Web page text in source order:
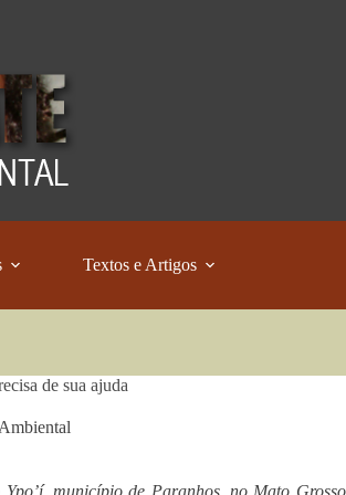
Textos e Artigos
de sua ajuda
município de Paranhos, no Mato